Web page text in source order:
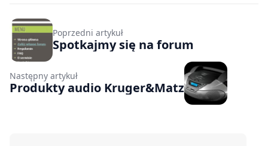
Poprzedni artykuł
Spotkajmy się na forum
Następny artykuł
Produkty audio Kruger&Matz